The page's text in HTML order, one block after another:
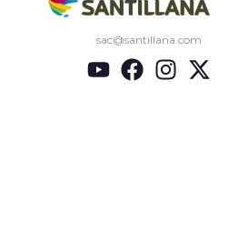
sac@santillana.com